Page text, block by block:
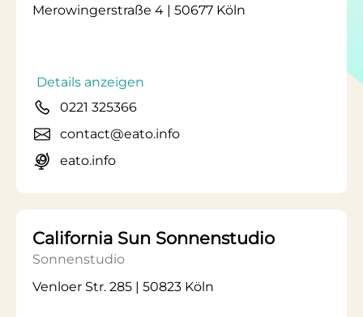
Merowingerstraße 4 | 50677 Köln
Details anzeigen
0221 325366
contact@eato.info
eato.info
California Sun Sonnenstudio
Sonnenstudio
Venloer Str. 285 | 50823 Köln